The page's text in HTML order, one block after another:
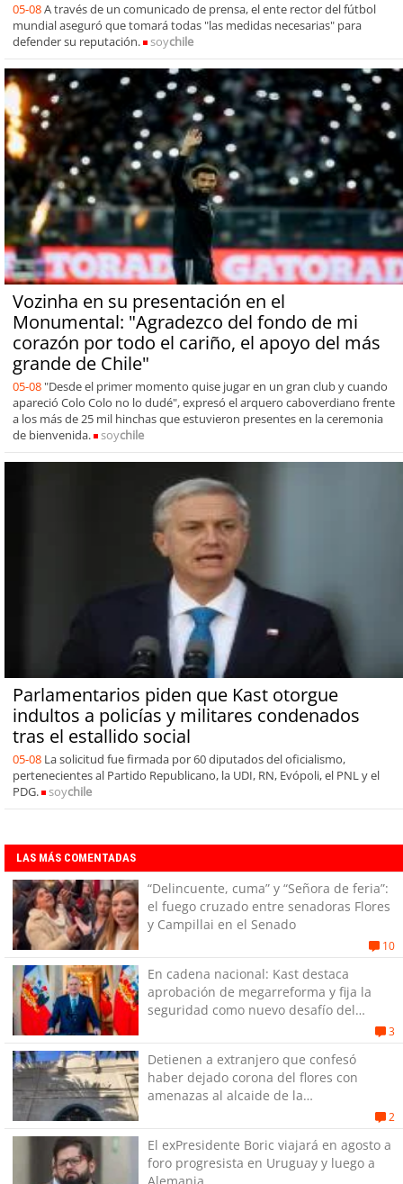
05-08A través de un comunicado de prensa, el ente rector del fútbol
mundial aseguró que tomará todas "las medidas necesarias" para
defender su reputación.
soychile
Vozinha en su presentación en el
Monumental: "Agradezco del fondo de mi
corazón por todo el cariño, el apoyo del más
grande de Chile"
05-08 "Desde el primer momento quise jugar en un gran club y cuando
apareció Colo Colo no lo dudé", expresó el arquero caboverdiano frente
a los más de 25 mil hinchas que estuvieron presentes en la ceremonia
de bienvenida.
soychile
Parlamentarios piden que Kast otorgue
indultos a policías y militares condenados
tras el estallido social
05-08 La solicitud fue firmada por 60 diputados del oficialismo,
pertenecientes al Partido Republicano, la UDI, RN, Evópoli, el PNL y el
PDG.
soychile
LAS MÁS COMENTADAS
“Delincuente, cuma” y “Señora de feria”:
el fuego cruzado entre senadoras Flores
y Campillai en el Senado
10
En cadena nacional: Kast destaca
aprobación de megarreforma y fija la
seguridad como nuevo desafío del
3
Detienen a extranjero que confesó
haber dejado corona del flores con
amenazas al alcaide de la
2
El exPresidente Boric viajará en agosto a
foro progresista en Uruguay y luego a